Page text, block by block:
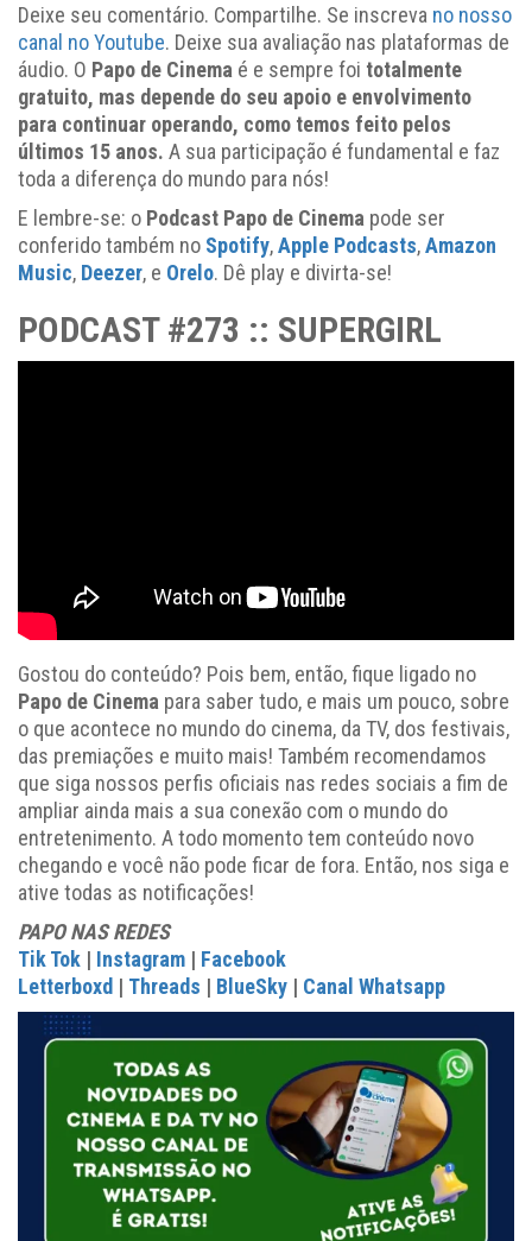
Deixe seu comentário. Compartilhe. Se inscreva no nosso
canal no Youtube. Deixe sua avaliação nas plataformas de
áudio. O Papo de Cinema é e sempre foi totalmente
gratuito, mas depende do seu apoio e envolvimento
para continuar operando, como temos feito pelos
últimos 15 anos. A sua participação é fundamental e faz
toda a diferença do mundo para nós!
E lembre-se: o Podcast Papo de Cinema pode ser
conferido também no Spotify,Apple Podcasts,Amazon
Music, Deezer, e Orelo. Dê play e divirta-se!
PODCAST #273 :: SUPERGIRL
Gostou do conteúdo? Pois bem, então, fique ligado no
Papo de Cinema para saber tudo, e mais um pouco, sobre
o que acontece no mundo do cinema, da TV, dos festivais,
das premiações e muito mais! Também recomendamos
que siga nossos perfis oficiais nas redes sociais a fim de
ampliar ainda mais a sua conexão com o mundo do
entretenimento. A todo momento tem conteúdo novo
chegando e você não pode ficar de fora. Então, nos siga e
ative todas as notificações!
PAPO NAS REDES
Tik Tok | Instagram | Facebook
Letterboxd | Threads | BlueSky | Canal Whatsapp